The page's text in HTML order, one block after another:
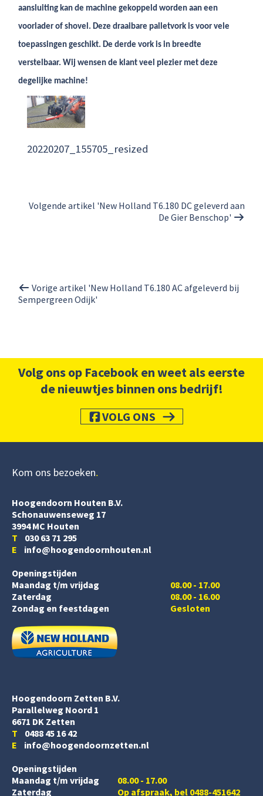
aansluiting kan de machine gekoppeld worden aan een
voorlader of shovel. Deze draaibare palletvork is voor vele
toepassingen geschikt. De derde vork is in breedte
verstelbaar. Wij wensen de klant veel plezier met deze
degelijke machine!
20220207_155705_resized
Volgende artikel 'New Holland T6.180 DC geleverd aan
De Gier Benschop'
Vorige artikel 'New Holland T6.180 AC afgeleverd bij
Sempergreen Odijk'
Volg ons op Facebook en weet als eerste
de nieuwtjes binnen ons bedrijf!
VOLG ONS
Kom ons bezoeken
Hoogendoorn Houten B.V.
Schonauwenseweg 17
3994 MC Houten
T 030 63 71 295
E info@hoogendoornhouten.nl
Openingstijden
Maandag t/m vrijdag
Zaterdag
08.00 - 17.00
08.00 - 16.00
Zondag en feestdagen
Gesloten
Hoogendoorn Zetten B.V.
Parallelweg Noord 1
6671 DK Zetten
T 0488 45 16 42
E info@hoogendoornzetten.nl
Openingstijden
Maandag t/m vrijdag
08.00 - 17.00
Zaterdag
Op afspraak, bel 0488-451642